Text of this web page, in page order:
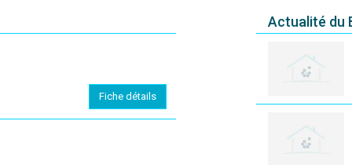
Fiche détails
Actualité du